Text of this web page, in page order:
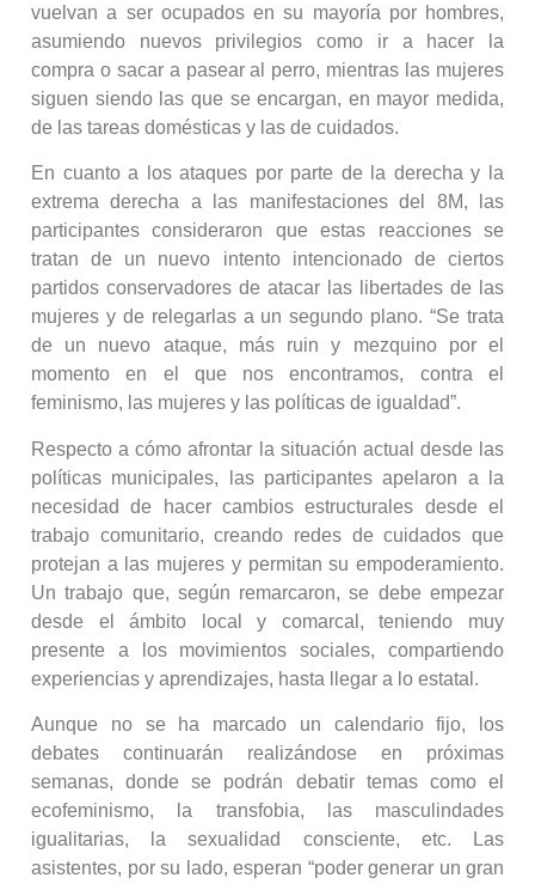
vuelvan a ser ocupados en su mayoría por hombres,
asumiendo nuevos privilegios como ir a hacer la
compra o sacar a pasear al perro, mientras las mujeres
siguen siendo las que se encargan, en mayor medida,
de las tareas domésticas y las de cuidados.
En cuanto a los ataques por parte de la derecha y la
extrema derecha a las manifestaciones del 8M, las
participantes consideraron que estas reacciones se
tratan de un nuevo intento intencionado de ciertos
partidos conservadores de atacar las libertades de las
mujeres y de relegarlas a un segundo plano. “Se trata
de un nuevo ataque, más ruin y mezquino por el
momento en el que nos encontramos, contra el
feminismo, las mujeres y las políticas de igualdad”.
Respecto a cómo afrontar la situación actual desde las
políticas municipales, las participantes apelaron a la
necesidad de hacer cambios estructurales desde el
trabajo comunitario, creando redes de cuidados que
protejan a las mujeres y permitan su empoderamiento.
Un trabajo que, según remarcaron, se debe empezar
desde el ámbito local y comarcal, teniendo muy
presente a los movimientos sociales, compartiendo
experiencias y aprendizajes, hasta llegar a lo estatal.
Aunque no se ha marcado un calendario fijo, los
debates continuarán realizándose en próximas
semanas, donde se podrán debatir temas como el
ecofeminismo, la transfobia, las masculindades
igualitarias, la sexualidad consciente, etc. Las
asistentes, por su lado, esperan “poder generar un gran